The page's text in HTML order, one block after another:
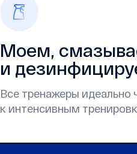
Моем,
и
Все тренажеры идеально
к интенсивным